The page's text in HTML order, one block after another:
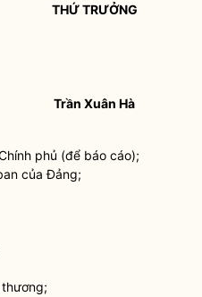
THỨ TRƯỞNG
Trần Xuân Hà
phủ (để báo cáo);
của Đảng;